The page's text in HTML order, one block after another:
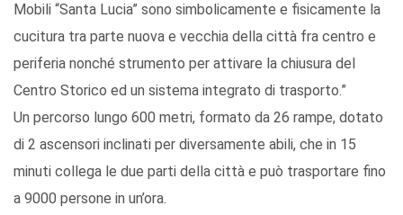
Mobili “Santa Lucia” sono simbolicamente e fisicamente la
cucitura tra parte nuova e vecchia della città fra centro e
periferia nonché strumento per attivare la chiusura del
Centro Storico ed un sistema integrato di trasporto.”
Un percorso lungo 600 metri, formato da 26 rampe, dotato
di 2 ascensori inclinati per diversamente abili, che in 15
minuti collega le due parti della città e può trasportare fino
a 9000 persone in un’ora.